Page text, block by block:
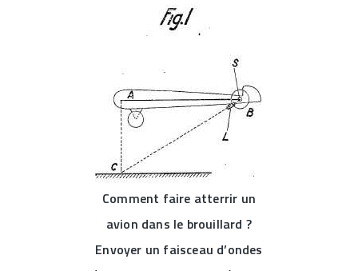
Comment faire atterrir un
avion dans le brouillard ?
Envoyer un faisceau d’ondes